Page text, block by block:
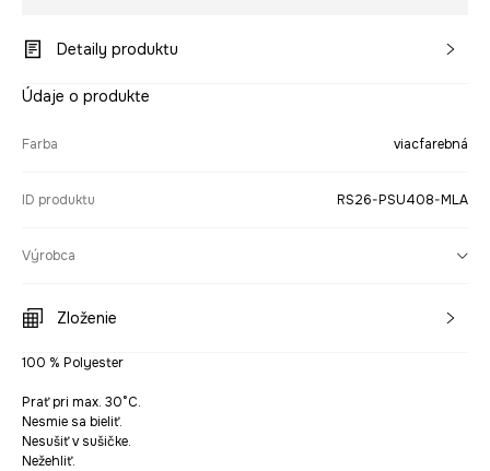
Detaily produktu
Údaje o produkte
Farba viacfarebná
ID produktu RS26-PSU408-MLA
Výrobca
Zloženie
100 % Polyester
Prať pri max. 30°C.
Nesmie sa bieliť.
Nesušiť v sušičke.
Nežehliť.